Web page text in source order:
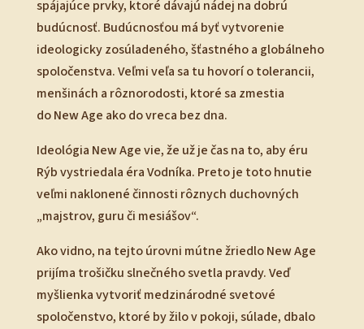
spájajúce prvky, ktoré dávajú nádej na dobrú
budúcnosť. Budúcnosťou má byť vytvorenie
ideologicky zosúladeného, šťastného a globálneho
spoločenstva. Veľmi veľa sa tu hovorí o tolerancii,
menšinách a rôznorodosti, ktoré sa zmestia
do New Age ako do vreca bez dna.
Ideológia New Age vie, že už je čas na to, aby éru
Rýb vystriedala éra Vodníka. Preto je toto hnutie
veľmi naklonené činnosti rôznych duchovných
„majstrov, guru či mesiášov“.
Ako vidno, na tejto úrovni mútne žriedlo New Age
prijíma trošičku slnečného svetla pravdy. Veď
myšlienka vytvoriť medzinárodné svetové
spoločenstvo, ktoré by žilo v pokoji, súlade, dbalo